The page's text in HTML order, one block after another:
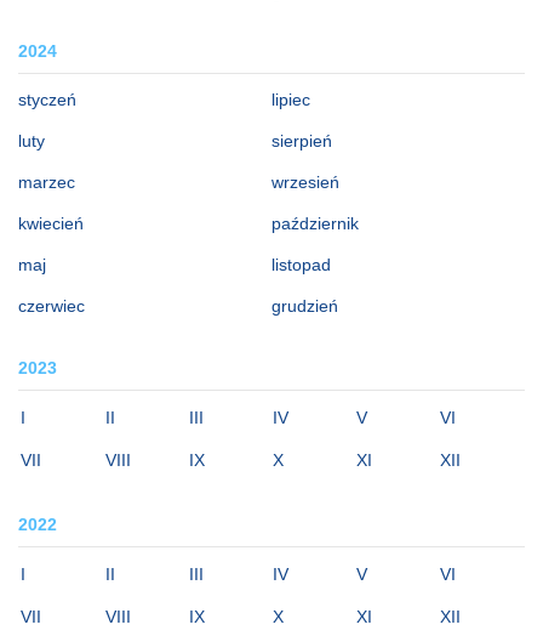
2024
styczeń
luty
marzec
kwiecień
maj
czerwiec
lipiec
sierpień
wrzesień
październik
listopad
grudzień
2023
I II III IV V VI
VII VIII IX X XI XII
2022
I II III IV V VI
VII VIII IX X XI XII